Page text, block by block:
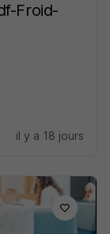
Froid-
il y a 18 jours